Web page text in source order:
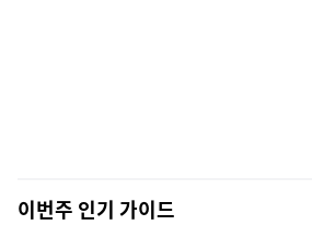
이번주 인기 가이드